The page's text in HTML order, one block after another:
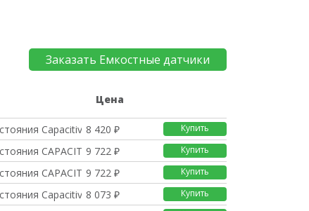
Заказать Емкостные датчики
Цена
Capacitive8 420 ₽ Купить
CAPACITIVE9 722 ₽ Купить
CAPACITIVE9 722 ₽ Купить
Capacitive8 073 ₽ Купить